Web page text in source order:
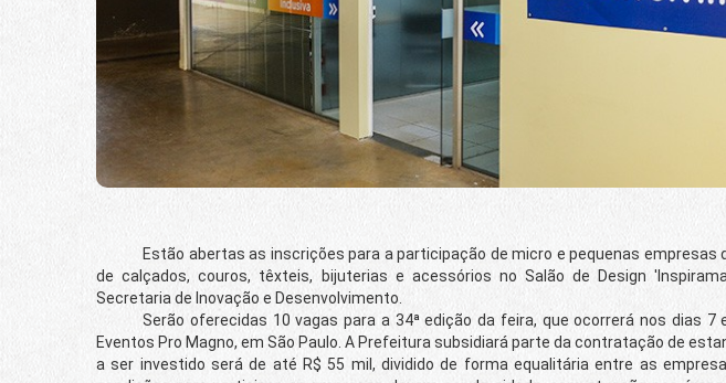
Estão abertas as inscrições para a participação de micro e pequenas empresas
de calçados, couros, têxteis, bijuterias e acessórios no Salão de Design
Secretaria de Inovação e Desenvolvimento.
Serão oferecidas 10 vagas para a 34ª edição da feira, que ocorrerá nos dias 7 e
Eventos Pro Magno, em São Paulo. A Prefeitura subsidiará parte da contratação de
a ser investido será de até R$ 55 mil, dividido de forma equalitária entre as